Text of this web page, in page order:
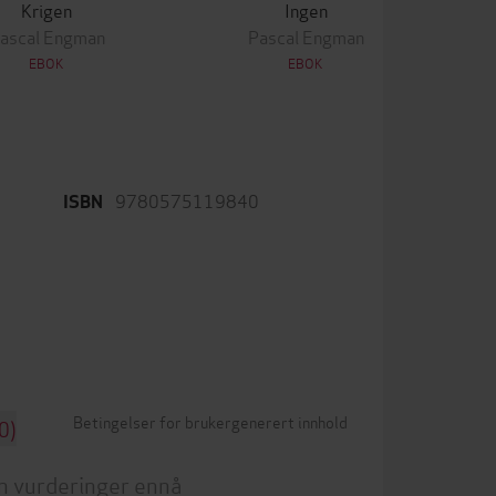
Krigen
Engman
EBOK
Ingen
Pascal Engman
EBOK
ISBN 9780575119840
Betingelser for brukergenerert innhold
vurderinger ennå